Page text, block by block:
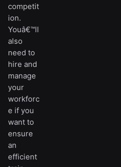
competit
ion.
Youâ€™ll
also
need to
hire and
manage
your
workforc
e if you
want to
ensure
an
efficient